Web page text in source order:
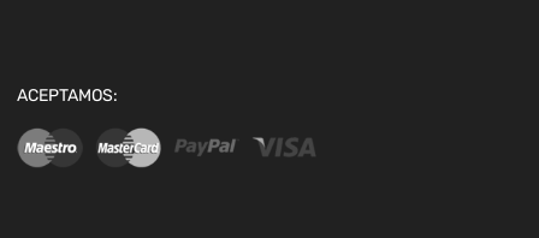
ACEPTAMOS: